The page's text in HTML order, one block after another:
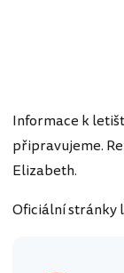
Informace k
připravujeme.
Elizabeth.
Oficiální stránky